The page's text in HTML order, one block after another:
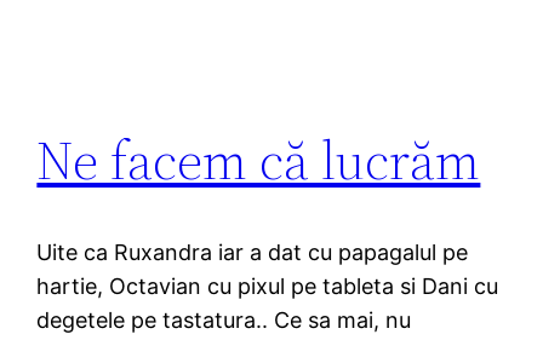
Ne facem că lucrăm
Uite ca Ruxandra iar a dat cu papagalul pe
hartie, Octavian cu pixul pe tableta si Dani cu
degetele pe tastatura.. Ce sa mai, nu